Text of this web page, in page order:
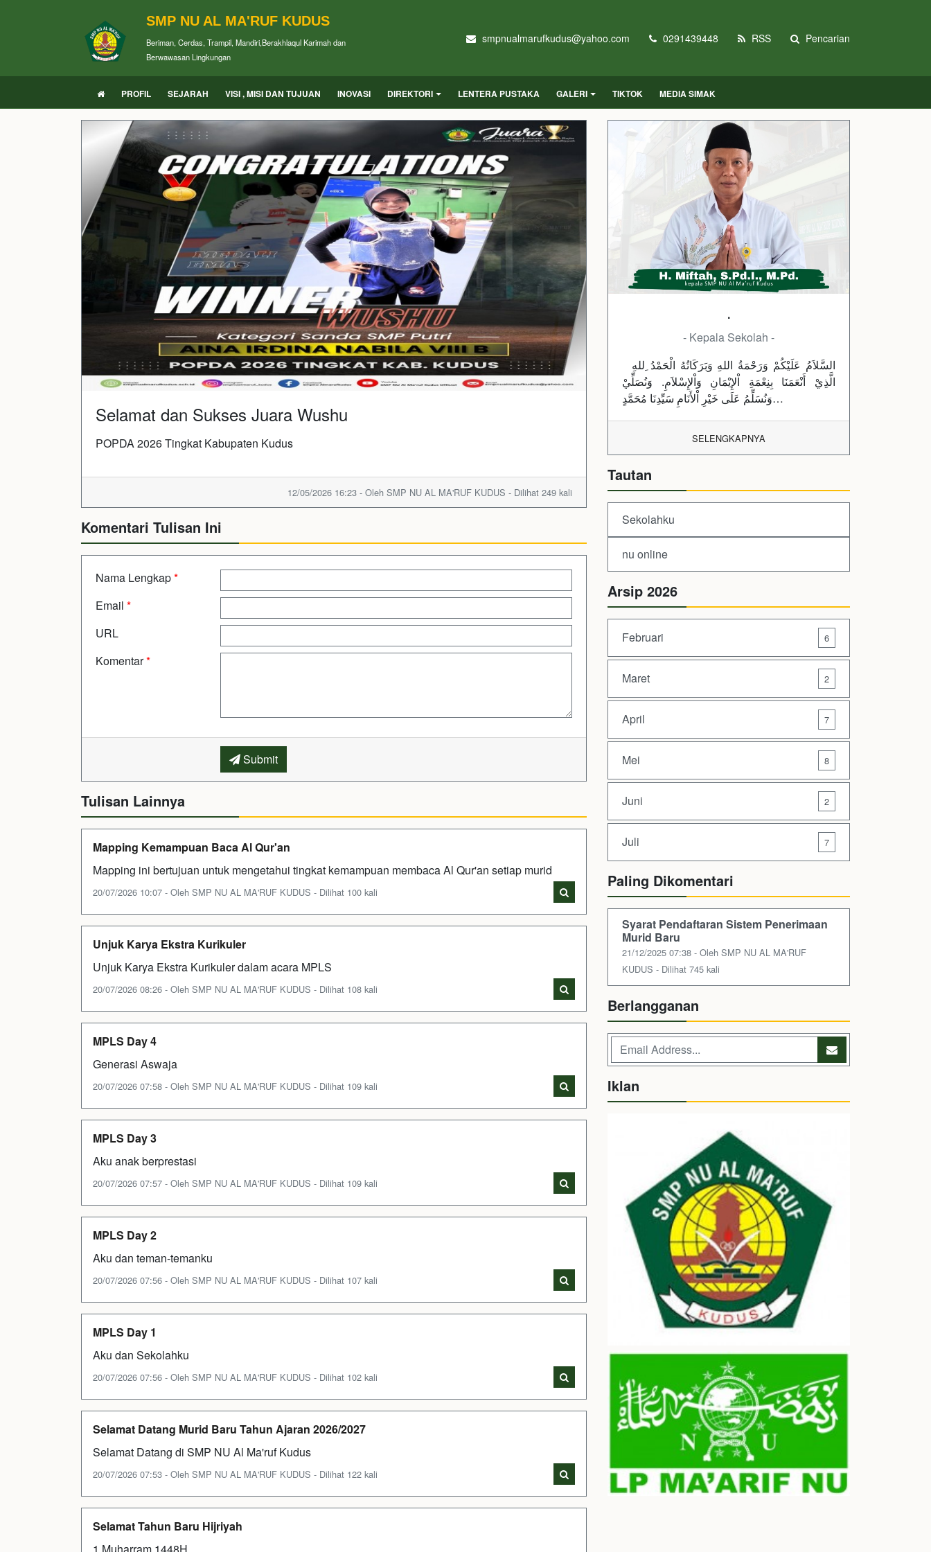
SMP NU AL MA'RUF KUDUS
Beriman, Cerdas, Trampil, Mandiri,Berakhlaqul Karimah dan
Berwawasan Lingkungan
smpnualmarufkudus@yahoo.com 0291439448 RSS Pencarian
PROFIL SEJARAH VISI , MISI DAN TUJUAN INOVASI DIREKTORI LENTERA PUSTAKA GALERI TIKTOK MEDIA SIMAK
Selamat dan Sukses Juara Wushu
POPDA 2026 Tingkat Kabupaten Kudus
12/05/2026 16:23 - Oleh SMP NU AL MA'RUF KUDUS - Dilihat 249 kali
Komentari Tulisan Ini
Nama Lengkap*
Email *
URL
Komentar*
Submit
Tulisan Lainnya
Mapping Kemampuan Baca Al Qur'an
Mapping ini bertujuan untuk mengetahui tingkat kemampuan membaca Al Qur'an setiap murid
20/07/2026 10:07 - Oleh SMP NU AL MA'RUF KUDUS - Dilihat 100 kali
Unjuk Karya Ekstra Kurikuler
Unjuk Karya Ekstra Kurikuler dalam acara MPLS
20/07/2026 08:26 - Oleh SMP NU AL MA'RUF KUDUS - Dilihat 108 kali
MPLS Day 4
Generasi Aswaja
20/07/2026 07:58 - Oleh SMP NU AL MA'RUF KUDUS - Dilihat 109 kali
MPLS Day 3
Aku anak berprestasi
20/07/2026 07:57 - Oleh SMP NU AL MA'RUF KUDUS - Dilihat 109 kali
MPLS Day 2
Aku dan teman-temanku
20/07/2026 07:56 - Oleh SMP NU AL MA'RUF KUDUS - Dilihat 107 kali
MPLS Day 1
Aku dan Sekolahku
20/07/2026 07:56 - Oleh SMP NU AL MA'RUF KUDUS - Dilihat 102 kali
Selamat Datang Murid Baru Tahun Ajaran 2026/2027
Selamat Datang di SMP NU Al Ma'ruf Kudus
20/07/2026 07:53 - Oleh SMP NU AL MA'RUF KUDUS - Dilihat 122 kali
Selamat Tahun Baru Hijriyah
.
- Kepala Sekolah -
الَّذِيْ أَنْعَمَنَا بِنِعْمَةِ اْلإِيْمَانِ وَاْلإِسْلاَمِ. وَنُصَلِّيْ
وَنُسَلِّمُ عَلَى خَيْرِ اْلأَنَامِ سَيِّدِنَا مُحَمَّدٍ…
SELENGKAPNYA
Tautan
Sekolahku
nu online
Arsip 2026
Februari 6
Maret 2
April 7
Mei 8
Juni 2
Juli 7
Paling Dikomentari
Syarat Pendaftaran Sistem Penerimaan
Murid Baru
21/12/2025 07:38 - Oleh SMP NU AL MA'RUF
KUDUS - Dilihat 745 kali
Berlangganan
Iklan